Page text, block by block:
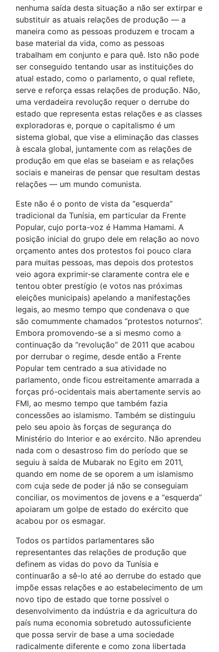
nenhuma saída desta situação a não ser extirpar e
substituir as atuais relações de produção — a
maneira como as pessoas produzem e trocam a
base material da vida, como as pessoas
trabalham em conjunto e para quê. Isto não pode
ser conseguido tentando usar as instituições do
atual estado, como o parlamento, o qual reflete,
serve e reforça essas relações de produção. Não,
uma verdadeira revolução requer o derrube do
estado que representa estas relações e as classes
exploradoras e, porque o capitalismo é um
sistema global, que vise a eliminação das classes
à escala global, juntamente com as relações de
produção em que elas se baseiam e as relações
sociais e maneiras de pensar que resultam destas
relações — um mundo comunista.
Este não é o ponto de vista da “esquerda”
tradicional da Tunísia, em particular da Frente
Popular, cujo porta-voz é Hamma Hamami. A
posição inicial do grupo dele em relação ao novo
orçamento antes dos protestos foi pouco clara
para muitas pessoas, mas depois dos protestos
veio agora exprimir-se claramente contra ele e
tentou obter prestígio (e votos nas próximas
eleições municipais) apelando a manifestações
legais, ao mesmo tempo que condenava o que
são comummente chamados “protestos noturnos”.
Embora promovendo-se a si mesmo como a
continuação da “revolução” de 2011 que acabou
por derrubar o regime, desde então a Frente
Popular tem centrado a sua atividade no
parlamento, onde ficou estreitamente amarrada a
forças pró-ocidentais mais abertamente servis ao
FMI, ao mesmo tempo que também fazia
concessões ao islamismo. Também se distinguiu
pelo seu apoio às forças de segurança do
Ministério do Interior e ao exército. Não aprendeu
nada com o desastroso fim do período que se
seguiu à saída de Mubarak no Egito em 2011,
quando em nome de se oporem a um islamismo
com cuja sede de poder já não se conseguiam
conciliar, os movimentos de jovens e a “esquerda”
apoiaram um golpe de estado do exército que
acabou por os esmagar.
Todos os partidos parlamentares são
representantes das relações de produção que
definem as vidas do povo da Tunísia e
continuarão a sê-lo até ao derrube do estado que
impõe essas relações e ao estabelecimento de um
novo tipo de estado que torne possível o
desenvolvimento da indústria e da agricultura do
país numa economia sobretudo autossuficiente
que possa servir de base a uma sociedade
radicalmente diferente e como zona libertada